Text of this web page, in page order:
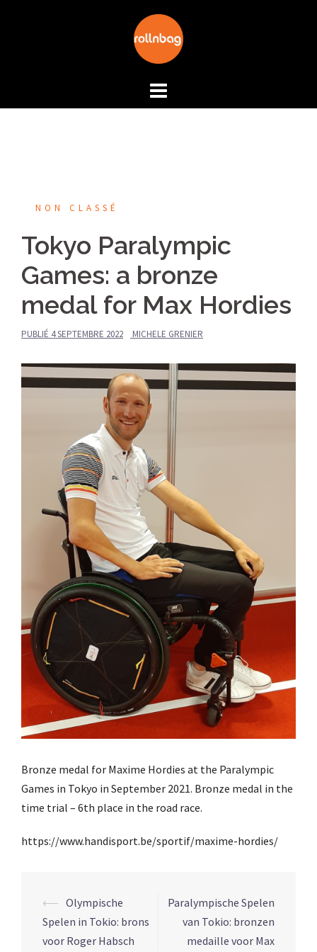
NON CLASSÉ
Tokyo Paralympic
Games: a bronze
medal for Max Hordies
PUBLIÉ 4 SEPTEMBRE 2022 MICHELE GRENIER
Bronze medal for Maxime Hordies at the Paralympic
Games in Tokyo in September 2021. Bronze medal in the
time trial – 6th place in the road race.
https://www.handisport.be/sportif/maxime-hordies/
Navigation
d’article
⟵ Olympische
Spelen in Tokio: brons
voor Roger Habsch
Paralympische Spelen
van Tokio: bronzen
medaille voor Max